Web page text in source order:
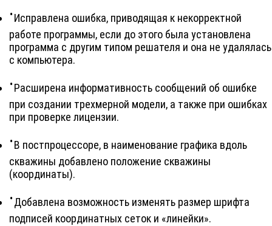
Исправлена ошибка, приводящая к некорректной
работе программы, если до этого была установлена
программа с другим типом решателя и она не удалялась
с компьютера.
Расширена информативность сообщений об ошибке
при создании трехмерной модели, а также при ошибках
при проверке лицензии.
В постпроцессоре, в наименование графика вдоль
скважины добавлено положение скважины
(координаты).
Добавлена возможность изменять размер шрифта
подписей координатных сеток и «линейки».